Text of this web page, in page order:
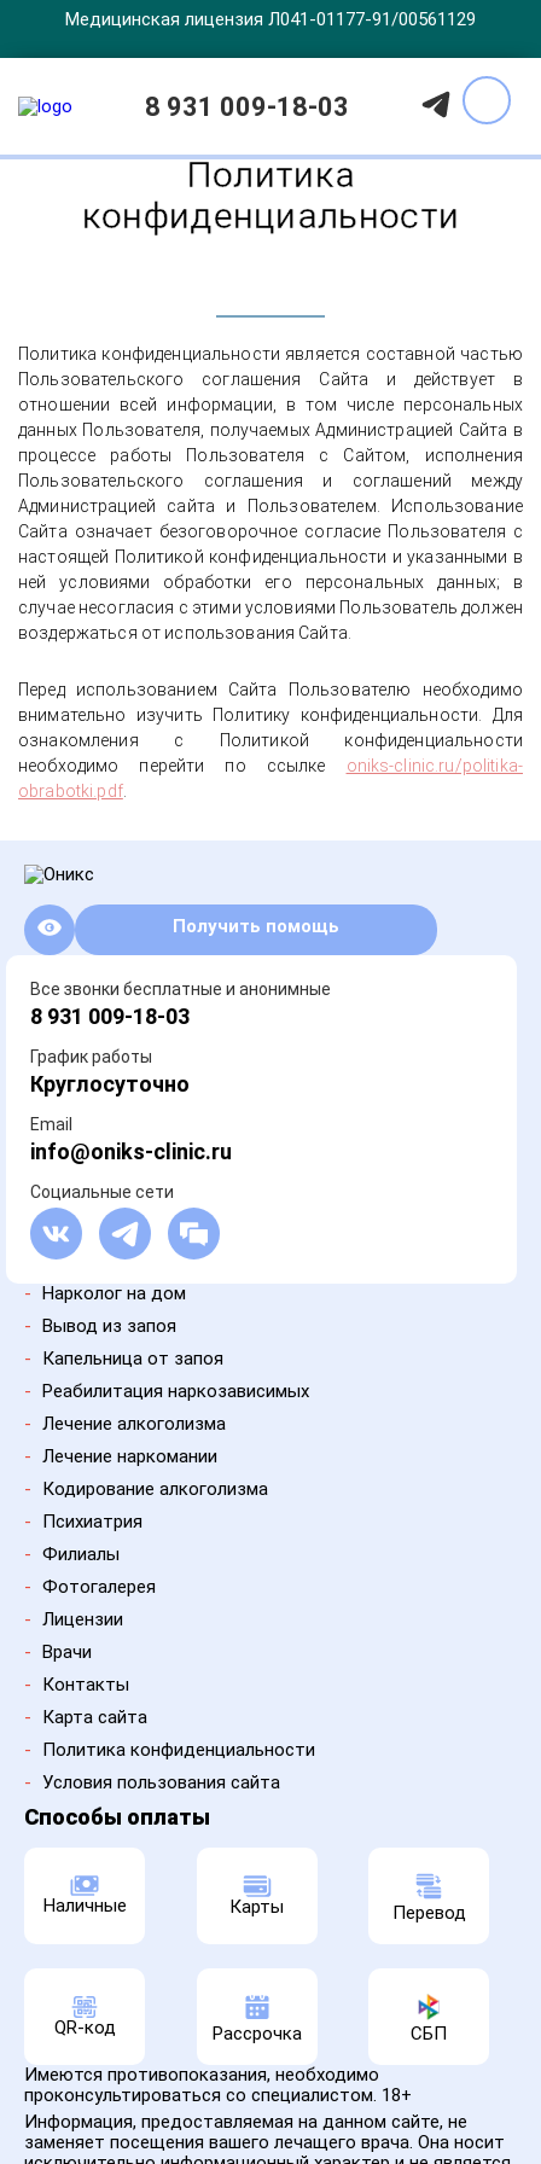
Медицинская лицензия Л041-01177-91/00561129
8 931 009-18-03
Политика
конфиденциальности
Политика конфиденциальности является составной частью
Пользовательского соглашения Сайта и действует в
отношении всей информации, в том числе персональных
данных Пользователя, получаемых Администрацией Сайта в
процессе работы Пользователя с Сайтом, исполнения
Пользовательского соглашения и соглашений между
Администрацией сайта и Пользователем. Использование
Сайта означает безоговорочное согласие Пользователя с
настоящей Политикой конфиденциальности и указанными в
ней условиями обработки его персональных данных; в
случае несогласия с этими условиями Пользователь должен
воздержаться от использования Сайта.
Перед использованием Сайта Пользователю необходимо
внимательно изучить Политику конфиденциальности. Для
ознакомления с Политикой конфиденциальности
необходимо перейти по ссылке oniks-clinic.ru/politika-
obrabotki.pdf.
Получить помощь
- Нарколог на дом
- Вывод из запоя
-
Капельница от запоя
- Реабилитация наркозависимых
- Лечение алкоголизма
- Лечение наркомании
-
Кодирование алкоголизма
-
Психиатрия
- Филиалы
- Фотогалерея
- Лицензии
- Врачи
-
Контакты
-
Карта сайта
-
Политика конфиденциальности
- Условия пользования сайта
Все звонки бесплатные и анонимные
8 931 009-18-03
График работы
Круглосуточно
Email
info@oniks-clinic.ru
Социальные сети
Имеются противопоказания, необходимо
проконсультироваться со специалистом. 18+
Информация, предоставляемая на данном сайте, не
заменяет посещения вашего лечащего врача. Она носит
Способы оплаты
Наличные Карты Перевод
QR-код Рассрочка СБП